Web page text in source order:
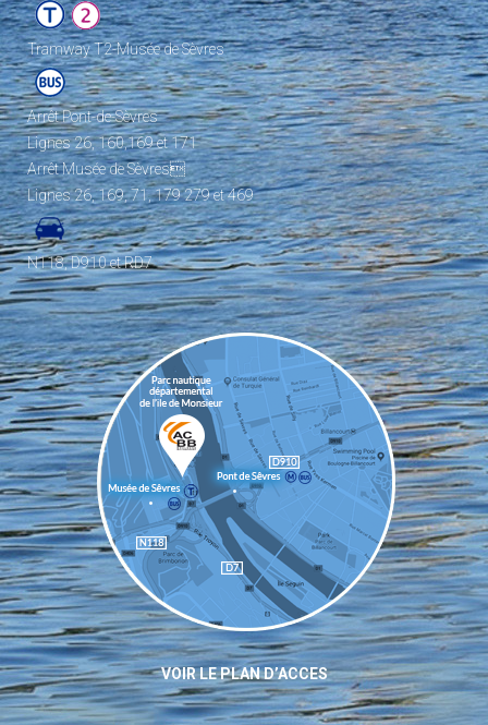
Tramway T2-Musée de Sèvres
Arrêt Pont-de-Sèvres
Lignes 26, 160,169 et 171
Arrêt Musée de Sèvres
Lignes 26, 169, 71, 179 279 et 469
N118, D910 et RD7
VOIR LE PLAN D’ACCES